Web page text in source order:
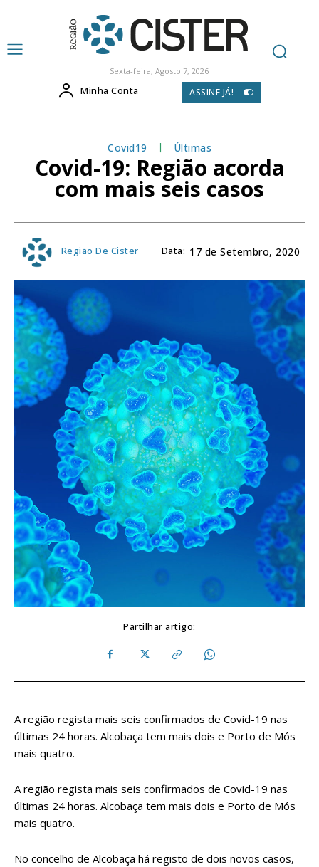
Sexta-feira, Agosto 7, 2026
Minha Conta ASSINE JÁ!
Covid19 Últimas
Covid-19: Região acorda
com mais seis casos
Região De Cister Data: 17 de Setembro, 2020
Partilhar artigo:
A região regista mais seis confirmados de Covid-19 nas
últimas 24 horas. Alcobaça tem mais dois e Porto de Mós
mais quatro.
A região regista mais seis confirmados de Covid-19 nas
últimas 24 horas. Alcobaça tem mais dois e Porto de Mós
mais quatro.
No concelho de Alcobaça há registo de dois novos casos,